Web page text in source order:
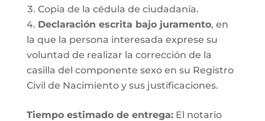
Copia de la cédula de ciudadanía.
Declaración escrita bajo juramento, en
la que la persona interesada exprese su
voluntad de realizar la corrección de la
casilla del componente sexo en su Registro
Civil de Nacimiento y sus justificaciones.
Tiempo estimado de entrega:El notario